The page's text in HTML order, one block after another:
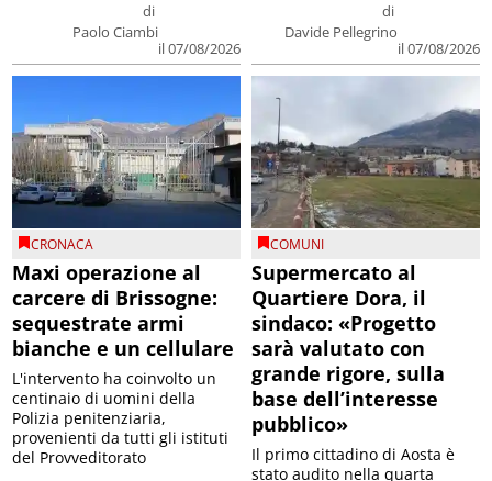
di
Paolo Ciambi
il 07/08/2026
di
Davide Pellegrino
il 07/08/2026
CRONACA
Maxi operazione al
carcere di Brissogne:
sequestrate armi
bianche e un cellulare
L'intervento ha coinvolto un
centinaio di uomini della
Polizia penitenziaria,
provenienti da tutti gli istituti
del Provveditorato
COMUNI
Supermercato al
Quartiere Dora, il
sindaco: «Progetto
sarà valutato con
grande rigore, sulla
base dell’interesse
pubblico»
Il primo cittadino di Aosta è
stato audito nella quarta